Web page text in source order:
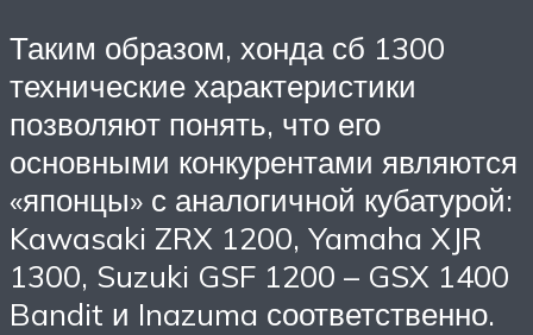
Таким образом, хонда сб 1300
технические характеристики
позволяют понять, что его
основными конкурентами являются
«японцы» с аналогичной кубатурой:
Kawasaki ZRX 1200, Yamaha XJR
1300, Suzuki GSF 1200 – GSX 1400
Bandit и Inazuma соответственно.